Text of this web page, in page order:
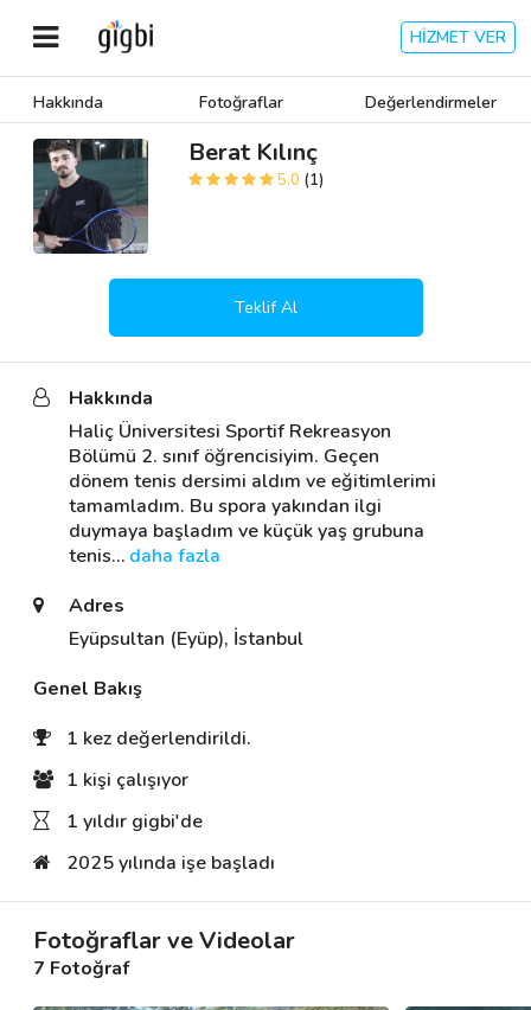
HİZMET VER
Anasayfa
Giriş Yap
Kayıt Ol
🎈 Biz Kimiz?
Nasıl Çalışır?
Müşteri Değerlendirmeleri
Destek
Blog
Hakkında Fotoğraflar Değerlendirmeler
Berat Kılınç
5.0 (1)
Teklif Al
Hakkında
Haliç Üniversitesi Sportif Rekreasyon
Bölümü 2. sınıf öğrencisiyim. Geçen
dönem tenis dersimi aldım ve eğitimlerimi
tamamladım. Bu spora yakından ilgi
duymaya başladım ve küçük yaş grubuna
tenis… daha fazla
Adres
Eyüpsultan (Eyüp), İstanbul
Genel Bakış
1 kez değerlendirildi.
1 kişi çalışıyor
1 yıldır gigbi'de
2025 yılında işe başladı
Fotoğraflar ve Videolar
7 Fotoğraf